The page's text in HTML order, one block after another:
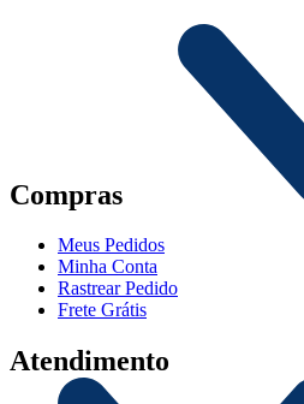
Compras
Meus Pedidos
Minha Conta
Rastrear Pedido
Frete Grátis
Atendimento